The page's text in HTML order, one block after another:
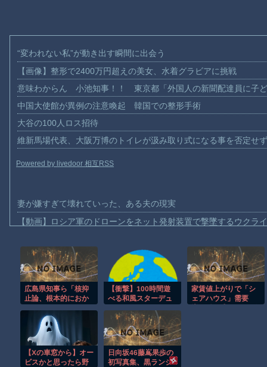
“変われない私”が動き出す瞬間に出会う
【画像】整形で2400万円超えの美女、水着グラビアに挑戦
意味わからん 小池知事！！ 東京都「外国人の新聞配達員に子
中国大使館が異例の注意喚起 韓国での整形手術
大谷の100人ロス招待
維新馬場代表、大阪万博のトイレが汲み取り式になる事を否定せ
Powered by livedoor 相互RSS
妻が嫌すぎて壊れていった、ある夫の現実
【動画】ロシア軍のドローンをネット発射装置で撃墜するウクラ
【動画】よく助けられたな。岐阜の川で外国人が溺れてしまう事
渡邊渚さん「私がPTSDと診断された当時、世間はまだPTSDと
【動画】自動ドアの仕組みを理解した富山のツバメが賢い。
【動画】高速道路を走行中の車からリアガラスが飛んでくる事故(
子供向け漫画、謎の闇の大会に参加しがち問題
【朗報】大人気漫画「GANTZ」がAmazonでなんと全巻100円ｗ
広島県知事ら「核抑
止論、根本的におか
【衝撃】100時間遊
べる和風スターデュ
家賃値上がりで「シ
ェアハウス」需要
【Xの車窓から】オー
ビスかと思ったら野
日向坂46藤嶌果歩の
初写真集、黒ランジ